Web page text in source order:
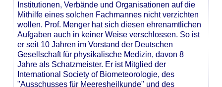
Institutionen, Verbände und Organisationen auf die
Mithilfe eines solchen Fachmannes nicht verzichten
wollen. Prof. Menger hat sich diesen ehrenamtlichen
Aufgaben auch in keiner Weise verschlossen. So ist
er seit 10 Jahren im Vorstand der Deutschen
Gesellschaft für physikalische Medizin, davon 8
Jahre als Schatzmeister. Er ist Mitglied der
International Society of Biometeorologie, des
"Ausschusses für Meeresheilkunde" und des